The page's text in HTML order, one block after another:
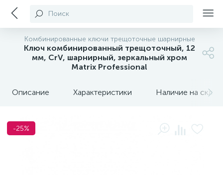
Поиск
Комбинированные ключи трещоточные шарнирные
Ключ комбинированный трещоточный, 12
мм, CrV, шарнирный, зеркальный хром
Matrix Professional
Описание Характеристики Наличие на
-25%